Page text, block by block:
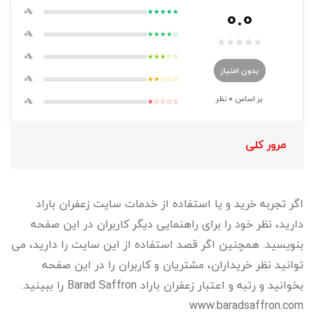
0.0
★
★
★
★
★
بدون امتیاز
بر اساس 0 نظر
★★★★★
0%
★★★★☆
0%
★★★☆☆
0%
★★☆☆☆
0%
★☆☆☆☆
0%
مرور کلی
اگر تجربه خرید و یا استفاده از خدمات سایت زعفران باراد
دارید، نظر خود را برای راهنمایی دیگر کاربران در این صفحه
بنویسید. همچنین اگر قصد استفاده از این سایت را دارید، می
توانید نظر خریداران، مشتریان و کاربران را در این صفحه
بخوانید و رتبه و اعتبار زعفران باراد Barad Saffron را ببینید.
www.baradsaffron.com